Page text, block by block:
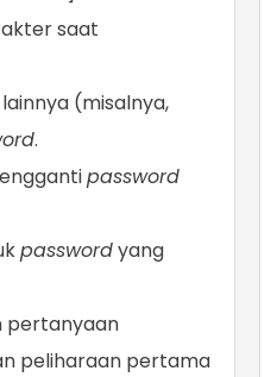
saat
(misalnya,
.
password
passwordyang
pertanyaan
peliharaan pertama